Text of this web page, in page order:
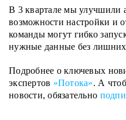
В 3 квартале мы улучшили
возможности настройки и
команды могут гибко
нужные данные без
Подробнее о ключевых
экспертов «Потока». А
новости, обязательно